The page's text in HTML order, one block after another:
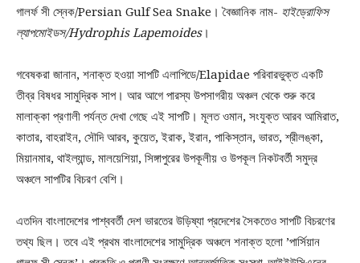
গালর্ফ সী স্নেক/Persian Gulf Sea Snake। বৈজ্ঞানিক নাম- হাইড্রোফিস
ল্যাপমোইডস/Hydrophis Lapemoides।
গবেষকরা জানান, শনাক্ত হওয়া সাপটি এলাপিডে/Elapidae পরিবারভুক্ত একটি
তীব্র বিষধর সামুদ্রিক সাপ। আর আগে পারস্য উপসাগরীয় অঞ্চল থেকে শুরু করে
মালাক্কা প্রণালী পর্যন্ত দেখা গেছে এই সাপটি। মূলত ওমান, সংযুক্ত আরব আমিরাত,
কাতার, বাহরাইন, সৌদি আরব, কুয়েত, ইরাক, ইরান, পাকিস্তান, ভারত, শ্রীলঙ্কা,
মিয়ানমার, থাইল্যান্ড, মালয়েশিয়া, সিঙ্গাপুরের উপকূলীয় ও উপকূল নিকটবর্তী সমুদ্র
অঞ্চলে সাপটির বিচরণ বেশি।
এতদিন বাংলাদেশের পাশ্ববর্তী দেশ ভারতের উড়িষ্যা প্রদেশের সৈকতেও সাপটি বিচরণের
তথ্য ছিল। তবে এই প্রথম বাংলাদেশের সামুদ্রিক অঞ্চলে শনাক্ত হলো ’পার্সিয়ান